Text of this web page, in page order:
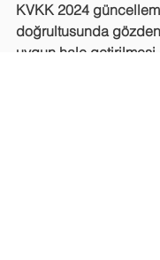
KVKK 2024
doğrultusunda
uygun hale getirilmesi